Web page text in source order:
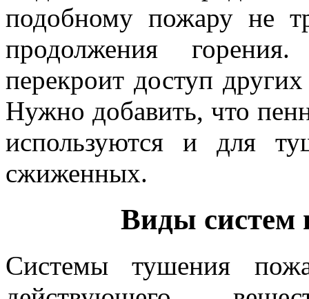
подобному пожару не
продолжения
перекроит доступ
Нужно добавить, что
используются и для
сжиженных.
Виды систем
Системы тушения